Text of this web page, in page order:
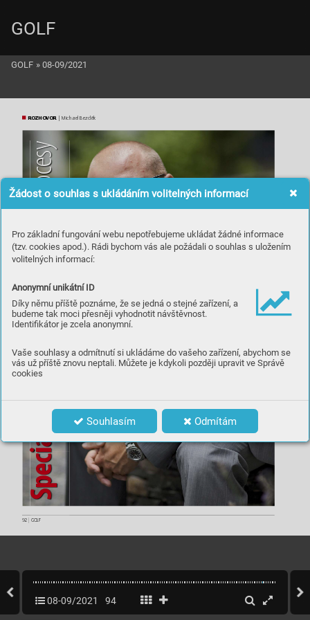
Žádost o souhlas s ukládáním volitelných informací
Pro základní fungování webu nepotřebujeme ukládat žádné informace
(tzv. cookies apod.). Rádi bychom vás ale požádali o souhlas s uložením
volitelných informací:
Anonymní unikátní ID
Díky němu příště poznáme, že se jedná o stejné zařízení, a
budeme tak moci přesněji vyhodnotit návštěvnost.
Identifikátor je zcela anonymní.
Vaše souhlasy a odmítnutí si ukládáme do vašeho zařízení, abychom se
vás už příště znovu neptali. Můžete je kdykoli později upravit ve Správě
cookies
Souhlasím Odmítám
92 GOLF
ROZHOVOR | Michael Bezděk
GOLF
Spec
ializujeme
se
n
a
pod
n
i
k
o
é
pr
oc
es
y
GOLF
GOLF » 08-09/2021
08-09/2021 94